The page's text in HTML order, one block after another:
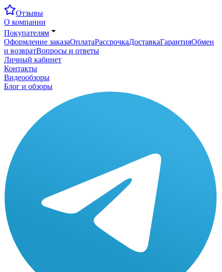
Отзывы
О компании
Покупателям
Оформление заказаОплатаРассрочкаДоставкаГарантияОбмен
и возвратВопросы и ответы
Личный кабинет
Контакты
Видеообзоры
Блог и обзоры